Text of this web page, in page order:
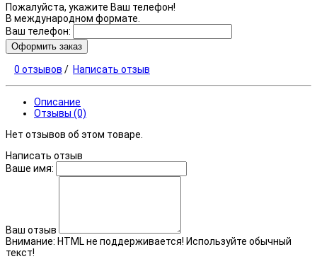
Пожалуйста, укажите Ваш телефон!
В международном формате.
Ваш телефон:
Оформить заказ
0 отзывов / Написать отзыв
Описание
Отзывы (0)
Нет отзывов об этом товаре.
Написать отзыв
Ваше имя:
Ваш отзыв
Внимание: HTML не поддерживается! Используйте обычный
текст!